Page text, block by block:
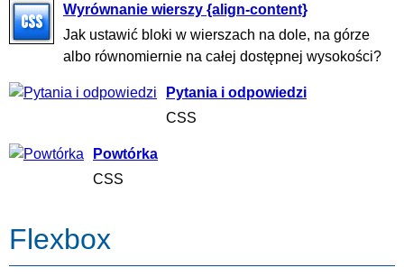
Wyrównanie wierszy {align-content}
Jak ustawić bloki w wierszach na dole, na górze
albo równomiernie na całej dostępnej wysokości?
Pytania i odpowiedzi
CSS
Powtórka
CSS
Flexbox